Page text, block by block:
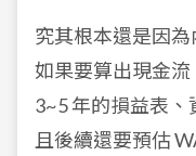
究其根本還是因
如果要算出現金
3~5 年的損益表、
且後續還要預估